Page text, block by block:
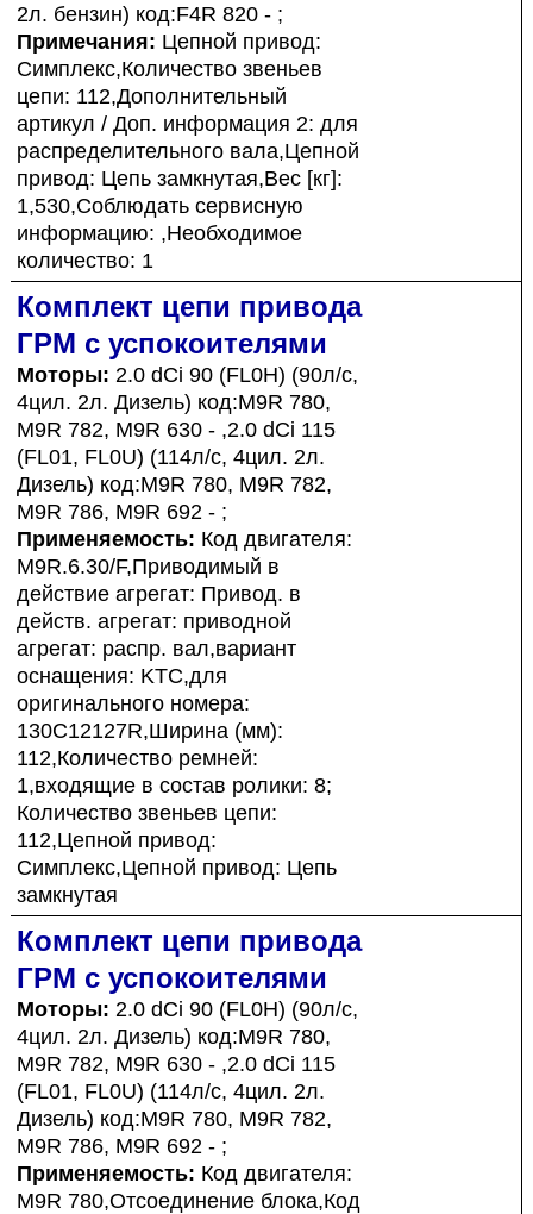
2л. бензин) код:F4R 820 - ;
Примечания: Цепной привод:
Симплекс,Количество звеньев
цепи: 112,Дополнительный
артикул / Доп. информация 2: для
распределительного вала,Цепной
привод: Цепь замкнутая,Вес [кг]:
1,530,Соблюдать сервисную
информацию: ,Необходимое
количество: 1
Комплект цепи привода
ГРМ с успокоителями
Моторы: 2.0 dCi 90 (FL0H) (90л/с,
4цил. 2л. Дизель) код:M9R 780,
M9R 782, M9R 630 - ,2.0 dCi 115
(FL01, FL0U) (114л/с, 4цил. 2л.
Дизель) код:M9R 780, M9R 782,
M9R 786, M9R 692 - ;
Применяемость: Код двигателя:
M9R.6.30/F,Приводимый в
действие агрегат: Привод. в
действ. агрегат: приводной
агрегат: распр. вал,вариант
оснащения: KTC,для
оригинального номера:
130C12127R,Ширина (мм):
112,Количество ремней:
1,входящие в состав ролики: 8;
Количество звеньев цепи:
112,Цепной привод:
Симплекс,Цепной привод: Цепь
замкнутая
Комплект цепи привода
ГРМ с успокоителями
Моторы: 2.0 dCi 90 (FL0H) (90л/с,
4цил. 2л. Дизель) код:M9R 780,
M9R 782, M9R 630 - ,2.0 dCi 115
(FL01, FL0U) (114л/с, 4цил. 2л.
Дизель) код:M9R 780, M9R 782,
M9R 786, M9R 692 - ;
Применяемость: Код двигателя:
M9R 780,Отсоединение блока,Код